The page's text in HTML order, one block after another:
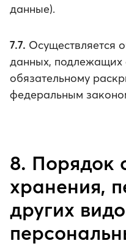
данные).
7.7. Осуществляется
данных,
обязательному
федеральным
8. Порядок
хранения,
других